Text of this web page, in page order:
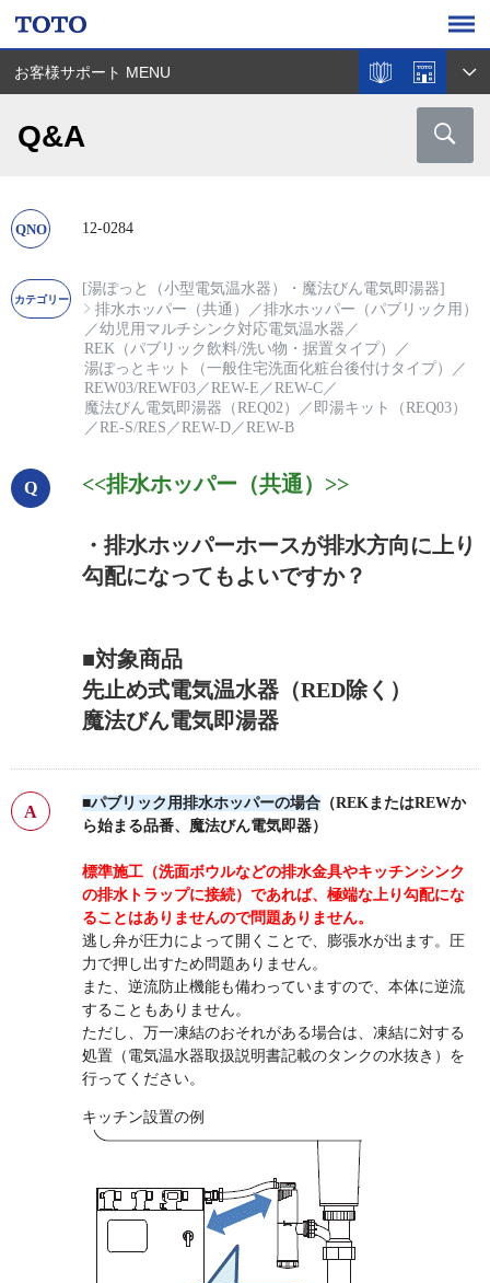
お客様サポート MENU
Q&A
12-0284
[湯ぽっと（小型電気温水器）・魔法びん電気即湯器]
排水ホッパー（共通）
／排水ホッパー（パブリック用）
／幼児用マルチシンク対応電気温水器 ／
REK（パブリック飲料/洗い物・据置タイプ）
／
湯ぽっとキット（一般住宅洗面化粧台後付けタイプ）
／
REW03/REWF03／REW-E ／REW-C／
魔法びん電気即湯器（REQ02）
／ 即湯キット（REQ03）
／RE-S/RES ／REW-D／REW-B
<<排水ホッパー（共通）>>
・排水ホッパーホースが排水方向に上り
勾配になってもよいですか？
■対象商品
先止め式電気温水器（RED除く）
魔法びん電気即湯器
■パブリック用排水ホッパーの場合 （REKまたはREWか
ら始まる品番、魔法びん電気即器）
標準施工（洗面ボウルなどの排水金具やキッチンシンク
の排水トラップに接続）であれば、極端な上り勾配にな
ることはありませんので問題ありません。
逃し弁が圧力によって開くことで、膨張水が出ます。圧
力で押し出すため問題ありません。
また、逆流防止機能も備わっていますので、本体に逆流
することもありません。
ただし、万一凍結のおそれがある場合は、凍結に対する
処置（電気温水器取扱説明書記載のタンクの水抜き）を
行ってください。
キッチン設置の例